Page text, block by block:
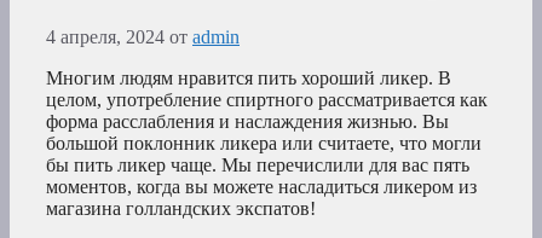
4 апреля, 2024 от admin
Многим людям нравится пить хороший ликер. В
целом, употребление спиртного рассматривается как
форма расслабления и наслаждения жизнью. Вы
большой поклонник ликера или считаете, что могли
бы пить ликер чаще. Мы перечислили для вас пять
моментов, когда вы можете насладиться ликером из
магазина голландских экспатов!